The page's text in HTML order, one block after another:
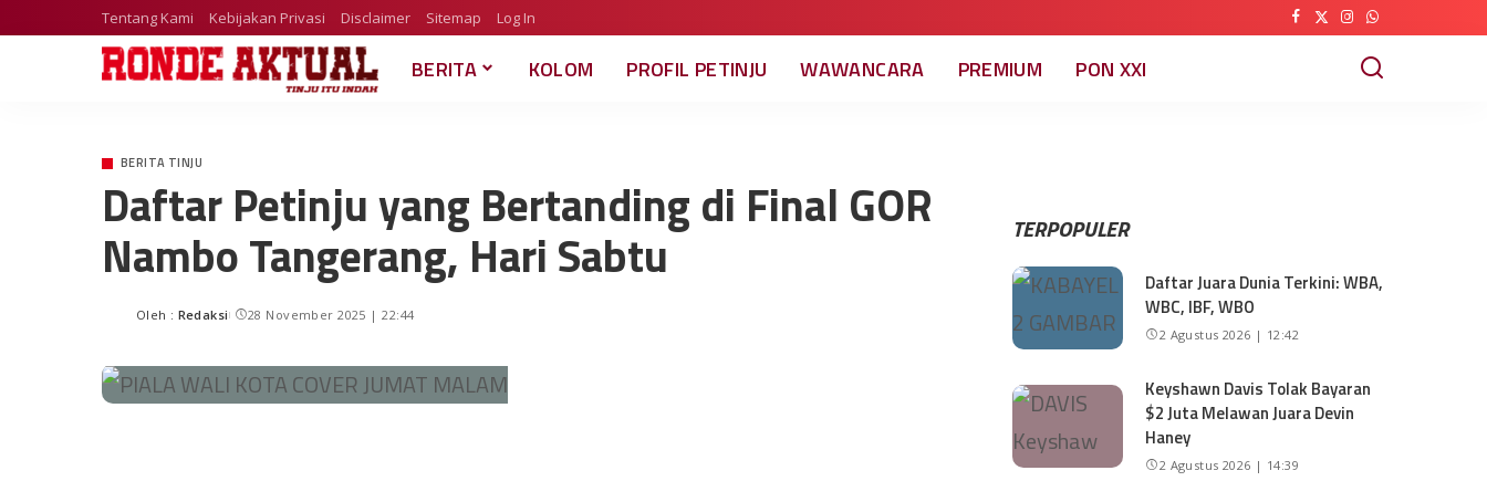
Tentang Kami Kebijakan Privasi Disclaimer Sitemap Log In
BERITA KOLOM PROFIL PETINJU WAWANCARA PREMIUM PON XXI
BERITA TINJU
Daftar Petinju yang Bertanding di Final GOR
Nambo Tangerang, Hari Sabtu
Oleh : Redaksi 28 November 2025 | 22:44
TERPOPULER
Daftar Juara Dunia Terkini: WBA,
WBC, IBF, WBO
2 Agustus 2026 | 12:42
Keyshawn Davis Tolak Bayaran
$2 Juta Melawan Juara Devin
Haney
2 Agustus 2026 | 14:39